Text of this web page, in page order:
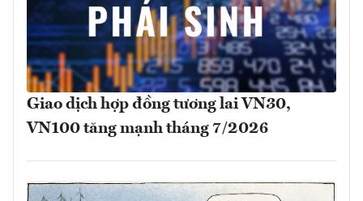
Giao dịch hợp đồng tương lai VN30,
VN100 tăng mạnh tháng 7/2026